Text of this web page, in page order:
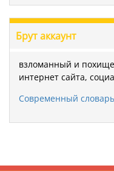
Брут аккаунт
взломанный и
интернет сайта,
Современный словарь